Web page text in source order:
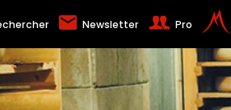
Newsletter Pro